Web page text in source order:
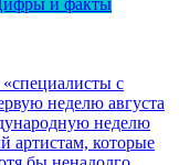
и факты
с
неделю августа
неделю
артистам, которые